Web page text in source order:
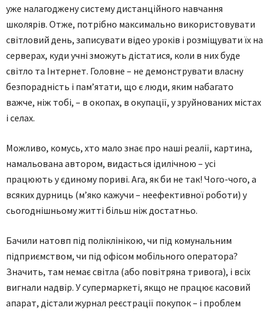
уже налагоджену систему дистанційного навчання
школярів. Отже, потрібно максимально використовувати
світловий день, записувати відео уроків і розміщувати їх на
серверах, куди учні зможуть дістатися, коли в них буде
світло та Інтернет. Головне – не демонструвати власну
безпорадність і пам’ятати, що є люди, яким набагато
важче, ніж тобі, – в окопах, в окупації, у зруйнованих містах
і селах.
Можливо, комусь, хто мало знає про наші реалії, картина,
намальована автором, видасться ідилічною – усі
працюють у єдиному пориві. Ага, як би не так! Чого-чого, а
всяких дурниць (м’яко кажучи – неефективної роботи) у
сьогоднішньому житті більш ніж достатньо.
Бачили натовп під поліклінікою, чи під комунальним
підприємством, чи під офісом мобільного оператора?
Значить, там немає світла (або повітряна тривога), і всіх
вигнали надвір. У супермаркеті, якщо не працює касовий
апарат, дістали журнал реєстрації покупок – і проблем